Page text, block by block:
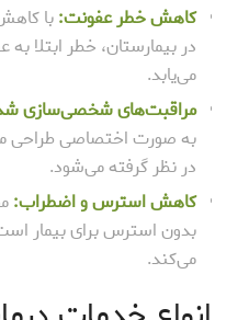
کاهش خطر عفونت:با
در بیمارستان، خطر ابتلا
می‌یابد.
مراقبت‌های شخصی‌سازی
به صورت اختصاصی طراحی
در نظر گرفته می‌شود.
کاهش استرس و اضطراب:
بدون استرس برای بیمار
می‌کند.